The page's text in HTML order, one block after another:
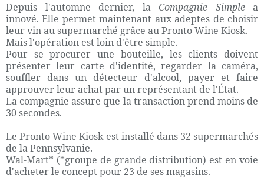
Depuis l'automne dernier, la Compagnie Simplea
innové. Elle permet maintenant aux adeptes de choisir
leur vin au supermarché grâce au Pronto Wine Kiosk.
Mais l'opération est loin d'être simple.
Pour se procurer une bouteille, les clients doivent
présenter leur carte d'identité, regarder la caméra,
souffler dans un détecteur d'alcool, payer et faire
approuver leur achat par un représentant de l'État.
La compagnie assure que la transaction prend moins de
30 secondes.
Le Pronto Wine Kiosk est installé dans 32 supermarchés
de la Pennsylvanie.
Wal-Mart* (*groupe de grande distribution) est en voie
d'acheter le concept pour 23 de ses magasins.